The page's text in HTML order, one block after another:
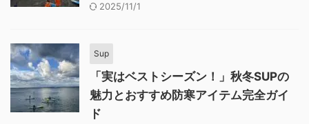
2025/11/1
Sup
「実はベストシーズン！」秋冬SUPの
魅力とおすすめ防寒アイテム完全ガイ
ド